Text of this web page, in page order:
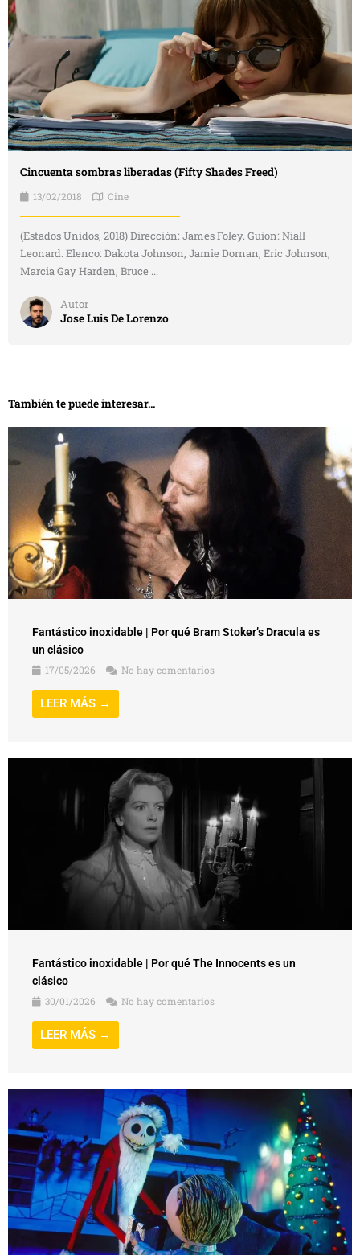
Cincuenta sombras liberadas (Fifty Shades Freed)
13/02/2018 Cine
(Estados Unidos, 2018) Dirección: James Foley. Guion: Niall
Leonard. Elenco: Dakota Johnson, Jamie Dornan, Eric Johnson,
Marcia Gay Harden, Bruce ...
Autor
Jose Luis De Lorenzo
También te puede interesar...
Fantástico inoxidable | Por qué Bram Stoker’s Dracula es
un clásico
17/05/2026
No hay comentarios
LEER MÁS →
Fantástico inoxidable | Por qué The Innocents es un
clásico
30/01/2026
No hay comentarios
LEER MÁS →